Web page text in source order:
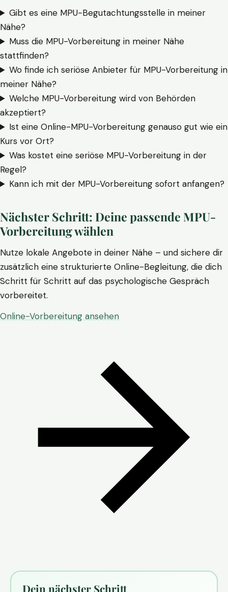
Gibt es eine MPU-Begutachtungsstelle in meiner
Nähe?
Muss die MPU-Vorbereitung in meiner Nähe
stattfinden?
Wo finde ich seriöse Anbieter für MPU-Vorbereitung in
meiner Nähe?
Welche MPU-Vorbereitung wird von Behörden
akzeptiert?
Ist eine Online-MPU-Vorbereitung genauso gut wie ein
Kurs vor Ort?
Was kostet eine seriöse MPU-Vorbereitung in der
Regel?
Kann ich mit der MPU-Vorbereitung sofort anfangen?
Nächster Schritt: Deine passende MPU-
Vorbereitung wählen
Nutze lokale Angebote in deiner Nähe – und sichere dir
zusätzlich eine strukturierte Online-Begleitung, die dich
Schritt für Schritt auf das psychologische Gespräch
vorbereitet.
Online-Vorbereitung ansehen
Dein nächster Schritt